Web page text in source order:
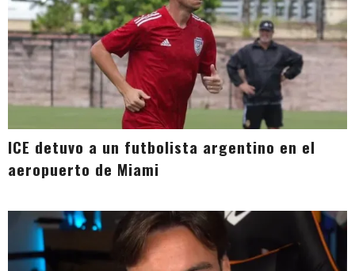
ICE detuvo a un futbolista argentino en el
aeropuerto de Miami